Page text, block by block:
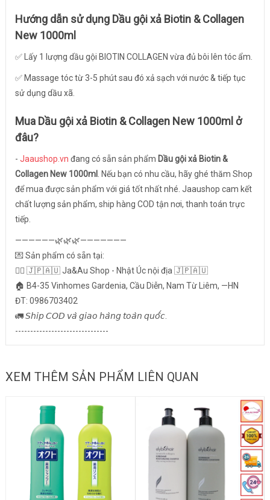
Hướng dẫn sử dụng Dầu gội xả Biotin & Collagen
New 1000ml
✅ Lấy 1 lượng dầu gội BIOTIN COLLAGEN vừa đủ bôi lên tóc ẩm.
✅ Massage tóc từ 3-5 phút sau đó xả sạch với nước & tiếp tục
sử dụng dầu xã.
Mua Dầu gội xả Biotin & Collagen New 1000ml ở
đâu?
- Jaaushop.vn đang có sẵn sản phẩm Dầu gội xả Biotin &
Collagen New 1000ml
. Nếu bạn có nhu cầu, hãy ghé thăm Shop
để mua được sản phẩm với giá tốt nhất nhé. Jaaushop cam kết
chất lượng sản phẩm, ship hàng COD tận nơi, thanh toán trực
tiếp.
——————🌿🌿🌿———————
💌 Sản phẩm có sẵn tại:
👉🏻 🇯🇵🇦🇺 Ja&Au Shop - Nhật Úc nội địa 🇯🇵🇦🇺
🏠 B4-35 Vinhomes Gardenia, Cầu Diễn, Nam Từ Liêm, —HN
ĐT: 0986703402
🚛 𝘚𝘩𝘪𝘱 𝘊𝘖𝘋 𝘷𝘢̀ 𝘨𝘪𝘢𝘰 𝘩𝘢̀𝘯𝘨 𝘵𝘰𝘢̀𝘯 𝘲𝘶𝘰̂́𝘤.
-------------------------------
XEM THÊM SẢN PHẨM LIÊN QUAN